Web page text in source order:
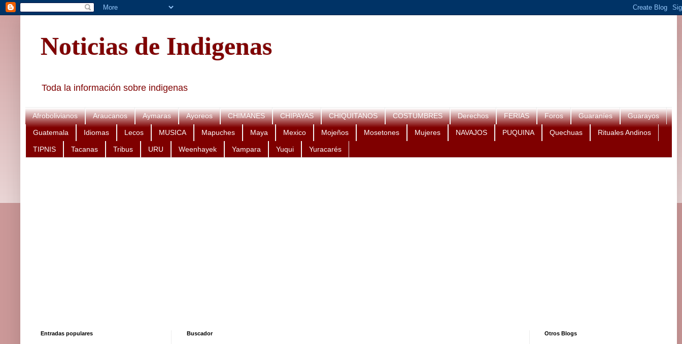
Noticias de Indigenas
Toda la información sobre indigenas
Afrobolivianos Araucanos Aymaras Ayoreos CHIMANES CHIPAYAS CHIQUITANOS COSTUMBRES Derechos FERIAS Foros Guaraníes Guarayos
Guatemala Idiomas Lecos MUSICA Mapuches Maya Mexico Mojeños Mosetones Mujeres NAVAJOS PUQUINA Quechuas Rituales Andinos
TIPNIS Tacanas Tribus URU Weenhayek Yampara Yuqui Yuracarés
Buscador
Entradas populares Otros Blogs